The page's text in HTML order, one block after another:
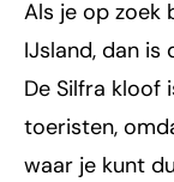
Als je op zoek
IJsland, dan is
De Silfra kloof
toeristen,
waar je kunt